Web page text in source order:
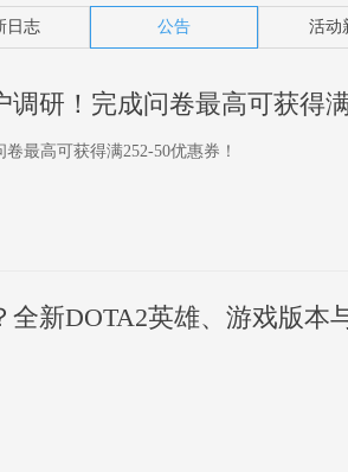
日志 公告 活动
最高可获得满252-50优惠券！